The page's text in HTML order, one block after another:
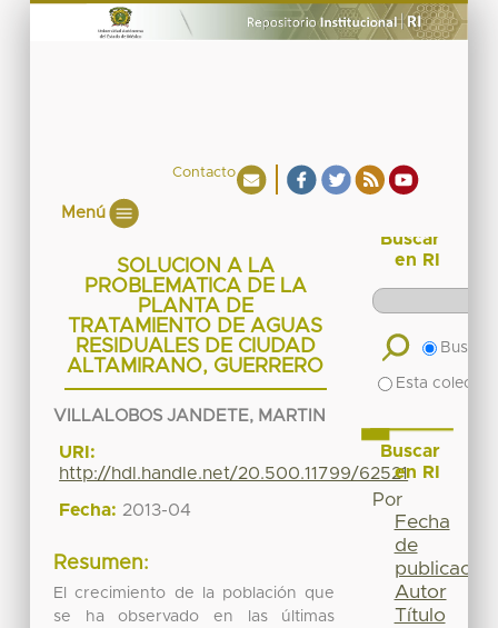
Contacto
Menú
SOLUCION A LA
PROBLEMATICA DE LA
PLANTA DE
TRATAMIENTO DE AGUAS
RESIDUALES DE CIUDAD
ALTAMIRANO, GUERRERO
VILLALOBOS JANDETE, MARTIN
URI:
http://hdl.handle.net/20.500.11799/62521
Fecha: 2013-04
Resumen:
El crecimiento de la población que
se ha observado en las últimas
Buscar
en RI
Buscar
Esta
Buscar
en RI
Por
Fecha
de
publicación
Autor
Título